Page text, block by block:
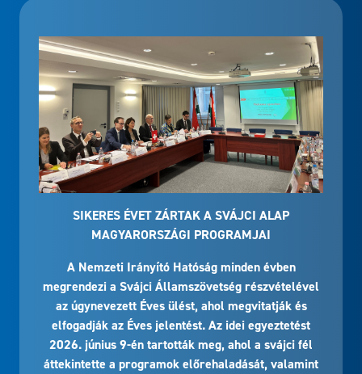
SIKERES ÉVET ZÁRTAK A SVÁJCI ALAP
MAGYARORSZÁGI PROGRAMJAI
A Nemzeti Irányító Hatóság minden évben
megrendezi a Svájci Államszövetség részvételével
az úgynevezett Éves ülést, ahol megvitatják és
elfogadják az Éves jelentést. Az idei egyeztetést
2026. június 9-én tartották meg, ahol a svájci fél
áttekintette a programok előrehaladását, valamint